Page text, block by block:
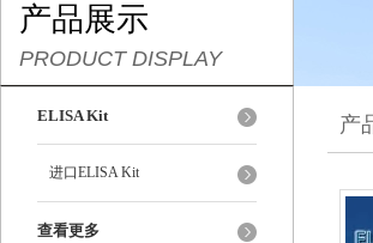
产品展示
PRODUCT DISPLAY
ELISA Kit
进口ELISA Kit
查看更多
产